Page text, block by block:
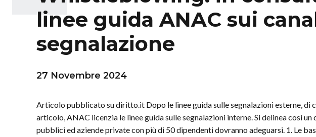
linee guida ANAC sui
segnalazione
27 Novembre 2024
Articolo pubblicato su diritto.it Dopo le linee guida sulle segnalazioni esterne, di
articolo, ANAC licenzia le linee guida sulle segnalazioni interne. Si delinea così
pubblici ed aziende private con più di 50 dipendenti dovranno adeguarsi. 1. Le